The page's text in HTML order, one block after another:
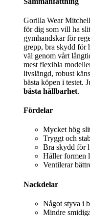
Gorilla Wear
för dig som vill ha
gymhandskar för
grepp, bra skydd för
väl genom vårt
mest flexibla
livslängd, robust
bästa köpen i testet.
bästa hållbarhet.
Fördelar
Mycket hög
Tryggt och
Bra skydd för
Håller formen
Ventilerar
Nackdelar
Något styva i
Mindre